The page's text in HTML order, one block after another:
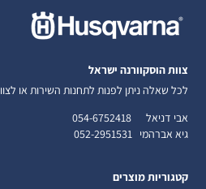
צוות הוסקוורנה ישראל
לכל שאלה ניתן לפנות לתחנות השירות או
אבי דניאל 054-6752418
גיא אברהמי 052-2951531
קטגוריות מוצרים